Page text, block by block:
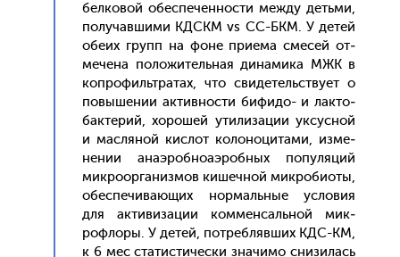
бел­ко­вой обес­пе­чен­ности меж­ду деть­ми,
по­лучав­ши­ми КДСКМ vs СС-БКМ. У де­тей
обе­их групп на фо­не при­ема сме­сей от­
ме­чена по­ложи­тель­ная ди­нами­ка МЖК в
коп­ро­филь­тра­тах, что сви­детель­ству­ет о
по­выше­нии ак­тивнос­ти би­фидо- и лак­то­
бак­те­рий, хо­рошей ути­лиза­ции ук­сусной
и мас­ля­ной кис­лот ко­лоно­цита­ми, из­ме­
нении ана­эроб­но­аэроб­ных по­пуля­ций
мик­ро­ор­га­низ­мов ки­шеч­ной мик­ро­би­оты,
обес­пе­чива­ющих нор­маль­ные ус­ло­вия
для ак­ти­виза­ции ком­менсаль­ной мик­
рофло­ры. У де­тей, пот­ребляв­ших КДС-КМ,
к 6 мес ста­тис­ти­чес­ки зна­чимо сни­зилась